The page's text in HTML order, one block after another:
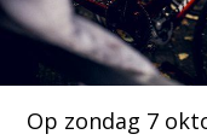
Op zondag 7